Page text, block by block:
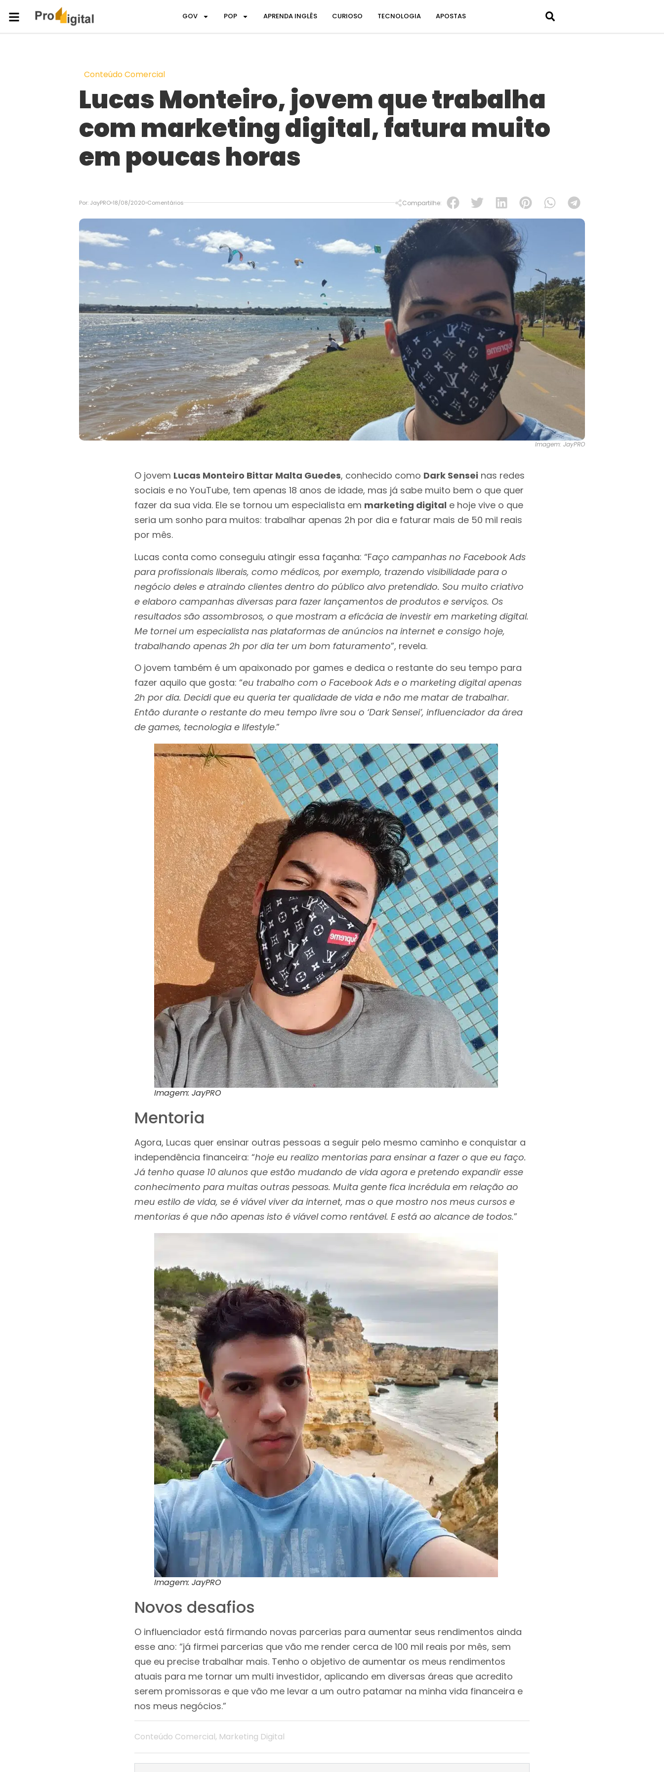
GOV POP APRENDA INGLÊS CURIOSO TECNOLOGIA APOSTAS
Conteúdo Comercial
Lucas Monteiro, jovem que trabalha
com marketing digital, fatura muito
em poucas horas
Por: JayPRO 18/08/2020 Comentários Compartilhe:
Imagem: JayPRO
O jovem Lucas Monteiro Bittar Malta Guedes, conhecido como Dark Sensei nas redes
sociais e no YouTube, tem apenas 18 anos de idade, mas já sabe muito bem o que quer
fazer da sua vida. Ele se tornou um especialista em marketing digital e hoje vive o que
seria um sonho para muitos: trabalhar apenas 2h por dia e faturar mais de 50 mil reais
por mês.
Lucas conta como conseguiu atingir essa façanha: “Faço campanhas no Facebook Ads
para profissionais liberais, como médicos, por exemplo, trazendo visibilidade para o
negócio deles e atraindo clientes dentro do público alvo pretendido. Sou muito criativo
e elaboro campanhas diversas para fazer lançamentos de produtos e serviços. Os
resultados são assombrosos, o que mostram a eficácia de investir em marketing digital.
Me tornei um especialista nas plataformas de anúncios na internet e consigo hoje,
trabalhando apenas 2h por dia ter um bom faturamento”, revela.
O jovem também é um apaixonado por games e dedica o restante do seu tempo para
fazer aquilo que gosta: “eu trabalho com o Facebook Ads e o marketing digital apenas
2h por dia. Decidi que eu queria ter qualidade de vida e não me matar de trabalhar.
Então durante o restante do meu tempo livre sou o ‘Dark Sensei’, influenciador da área
de games, tecnologia e lifestyle.”
Imagem: JayPRO
Mentoria
Agora, Lucas quer ensinar outras pessoas a seguir pelo mesmo caminho e conquistar a
independência financeira: “hoje eu realizo mentorias para ensinar a fazer o que eu faço.
Já tenho quase 10 alunos que estão mudando de vida agora e pretendo expandir esse
conhecimento para muitas outras pessoas. Muita gente fica incrédula em relação ao
meu estilo de vida, se é viável viver da internet, mas o que mostro nos meus cursos e
mentorias é que não apenas isto é viável como rentável. E está ao alcance de todos.”
Imagem: JayPRO
Novos desafios
O influenciador está firmando novas parcerias para aumentar seus rendimentos ainda
esse ano: “já firmei parcerias que vão me render cerca de 100 mil reais por mês, sem
que eu precise trabalhar mais. Tenho o objetivo de aumentar os meus rendimentos
atuais para me tornar um multi investidor, aplicando em diversas áreas que acredito
serem promissoras e que vão me levar a um outro patamar na minha vida financeira e
nos meus negócios.”
Conteúdo Comercial, Marketing Digital